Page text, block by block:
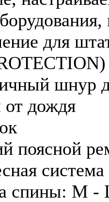
для
шнур
от дождя
поясной
спины: M -